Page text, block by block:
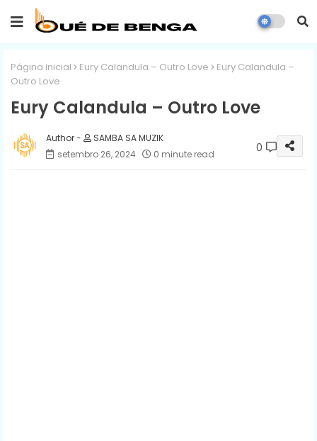
Página inicial Eury Calandula – Outro Love
Eury Calandula –
Outro Love
Eury Calandula – Outro Love
SAMBA SA MUZIK
setembro 26, 2024
0 minute read 0